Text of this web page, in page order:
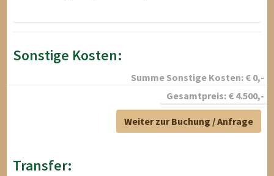
Sonstige Kosten:
Summe Sonstige Kosten: € 0,-
Gesamtpreis: € 4.500,-
Weiter zur Buchung / Anfrage
Transfer: